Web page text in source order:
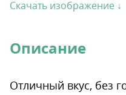
Скачать изображение ↓
Описание
Отличный вкус, без